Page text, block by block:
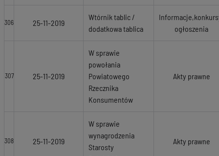
306 25-11-2019
Wtórnik tablic /
dodatkowa tablica
ogłoszenia
307 25-11-2019
W sprawie
powołania
Powiatowego
Rzecznika
Konsumentów
Akty prawne
308 25-11-2019
W sprawie
wynagrodzenia
Starosty
Akty prawne